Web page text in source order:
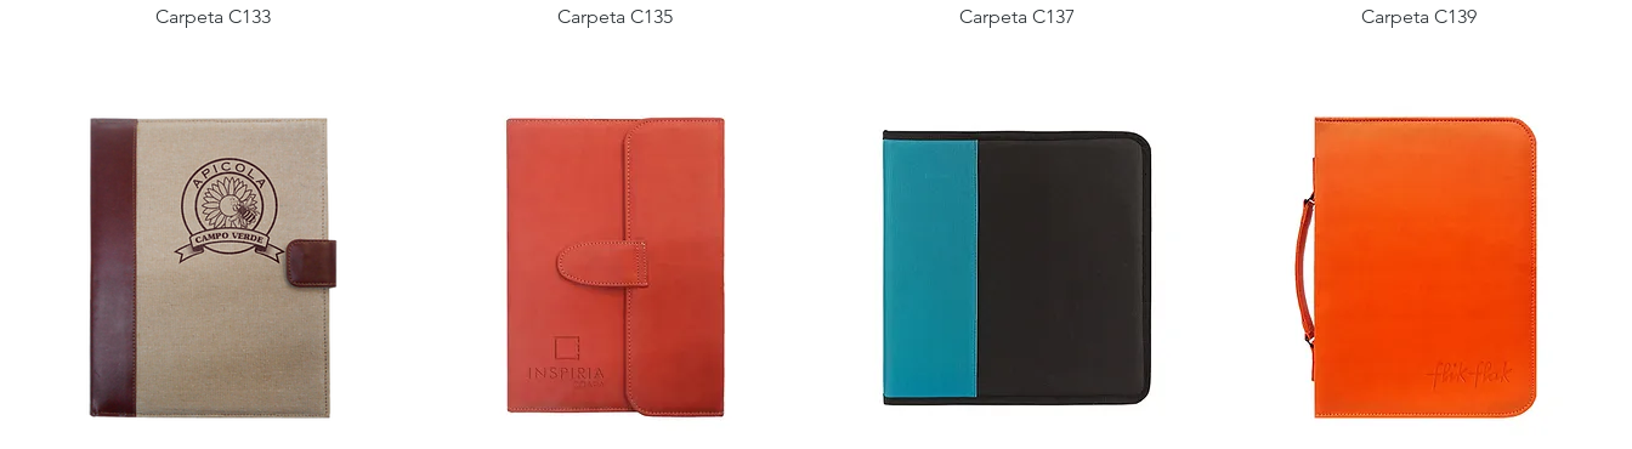
Carpeta C133 Carpeta C135 Carpeta C137 Carpeta C139